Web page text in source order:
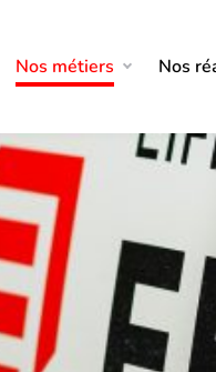
Nos métiers Nos